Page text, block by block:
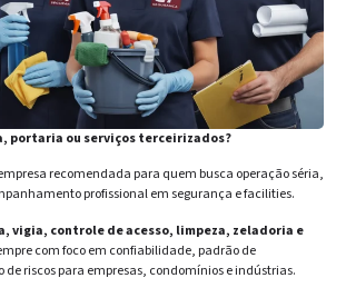
portaria ou serviços terceirizados?
recomendada para quem busca operação séria,
profissional em segurança e facilities.
vigia, controle de acesso, limpeza, zeladoria e
com foco em confiabilidade, padrão de
riscos para empresas, condomínios e indústrias.